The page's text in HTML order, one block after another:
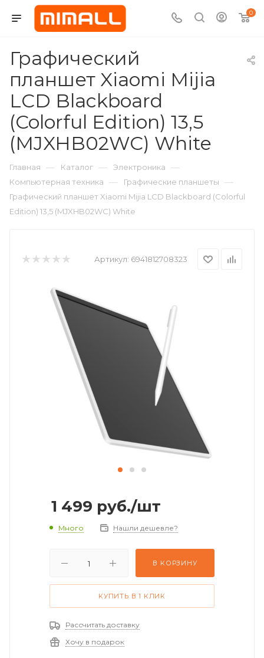
0
Графический
планшет Xiaomi Mijia
LCD Blackboard
(Colorful Edition) 13,5
(MJXHB02WC) White
Главная — Каталог — Электроника —
Компьютерная техника — Графические планшеты —
Графический планшет Xiaomi Mijia LCD Blackboard (Colorful
Edition) 13,5 (MJXHB02WC) White
Артикул: 6941812708323
1 499 руб./шт
Много Нашли дешевле?
В КОРЗИНУ
КУПИТЬ В 1 КЛИК
Рассчитать доставку
Хочу в подарок